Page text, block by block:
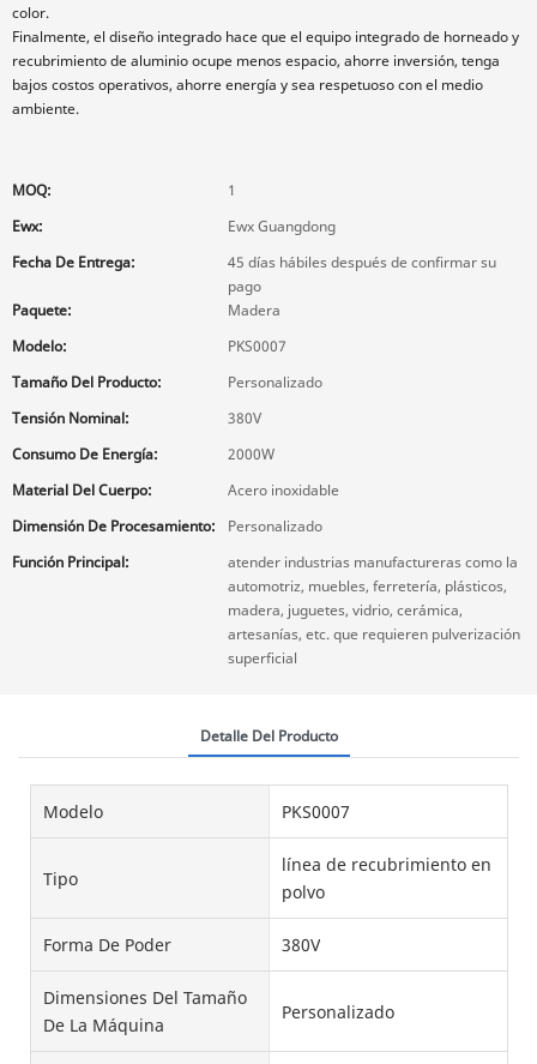
color.
Finalmente, el diseño integrado hace que el equipo integrado de horneado y
recubrimiento de aluminio ocupe menos espacio, ahorre inversión, tenga
bajos costos operativos, ahorre energía y sea respetuoso con el medio
ambiente.
MOQ:
1
Ewx:
Ewx Guangdong
Fecha De Entrega:
45 días hábiles después de confirmar su
pago
Paquete:
Madera
Modelo:
PKS0007
Tamaño Del Producto:
Personalizado
Tensión Nominal:
380V
Consumo De Energía:
2000W
Material Del Cuerpo:
Acero inoxidable
Dimensión De Procesamiento:
Personalizado
Función Principal:
atender industrias manufactureras como la
automotriz, muebles, ferretería, plásticos,
madera, juguetes, vidrio, cerámica,
artesanías, etc. que requieren pulverización
superficial
Detalle Del Producto
Modelo PKS0007
Tipo
línea de recubrimiento en
polvo
Forma De Poder 380V
Dimensiones Del Tamaño
De La Máquina
Personalizado